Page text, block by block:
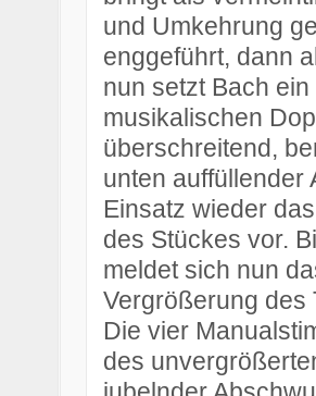
und Umkehrung
enggeführt, dann
nun setzt Bach
musikalischen
überschreitend,
unten auffüllender
Einsatz wieder
des Stückes vor.
meldet sich nun
Vergrößerung des
Die vier
des